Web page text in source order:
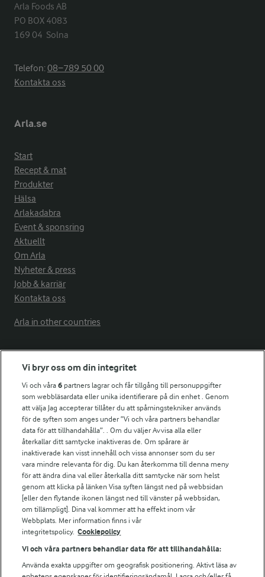
Arla Foods AB
PO BOX 4083
169 04  Solna
Telefon:08−789 50 00
Kontakta oss
Arla.se
Start
Recept & mat
Produkter
Hälsa
Arlakadabra
Event & sponsring
Aktuellt
Om Arla
Nyheter & press
Jobb & karriär
Kontakta oss
Arla in other countries
Fler Arlasajter
För ägare
Arlas kundportal
Arla.com
Falbygdens Ost
Arla webbshop
Bildbank
Följ oss
Vi bryr oss om din integritet
Vi och våra6 partners lagrar och får tillgång till personuppgifter
som webbläsardata eller unika identifierare på din enhet . Genom
att välja Jag accepterar tillåter du att spårningstekniker används
för de syften som anges under ”Vi och våra partners behandlar
data för att tillhandahålla”. . Om du väljer Avvisa alla eller
återkallar ditt samtycke inaktiveras de. Om spårare är
inaktiverade kan visst innehåll och vissa annonser som du ser
vara mindre relevanta för dig. Du kan återkomma till denna meny
för att ändra dina val eller återkalla ditt samtycke när som helst
genom att klicka på länken Visa syften längst ned på webbsidan
[eller den flytande ikonen längst ned till vänster på webbsidan,
om tillämpligt]. Dina val kommer att ha effekt inom vår
Webbplats. Mer information finns i vår
integritetspolicy. Cookiepolicy
Vi och våra partners behandlar data för att tillhandahålla:
Använda exakta uppgifter om geografisk positionering. Aktivt läsa av